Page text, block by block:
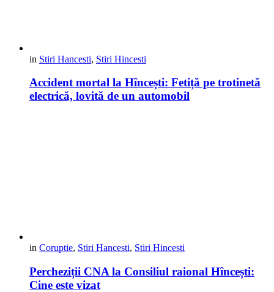
in Stiri Hancesti, Stiri Hincesti
Accident mortal la Hîncești: Fetiță pe trotinetă
electrică, lovită de un automobil
in Coruptie, Stiri Hancesti, Stiri Hincesti
Percheziții CNA la Consiliul raional Hîncești:
Cine este vizat